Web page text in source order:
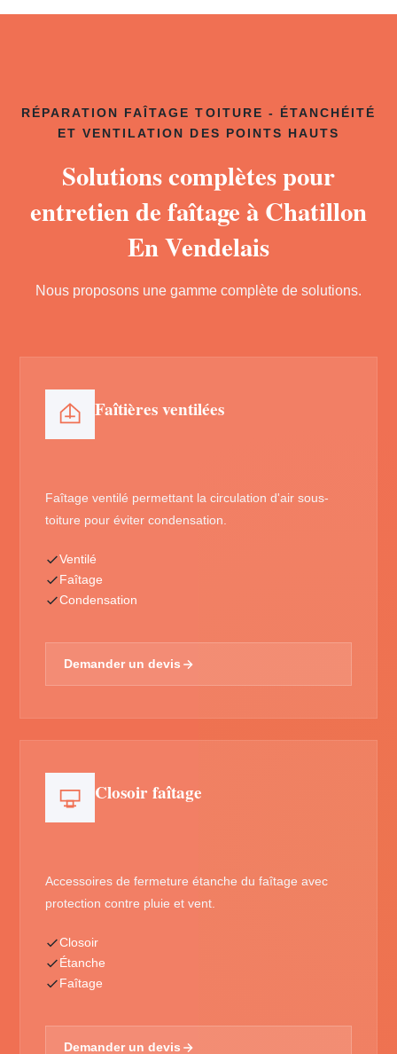
RÉPARATION FAÎTAGE TOITURE - ÉTANCHÉITÉ
ET VENTILATION DES POINTS HAUTS
Solutions complètes pour
entretien de faîtage à Chatillon
En Vendelais
Nous proposons une gamme complète de solutions.
Faîtières ventilées
Faîtage ventilé permettant la circulation d'air sous-
toiture pour éviter condensation.
Ventilé
Faîtage
Condensation
Demander un devis
Closoir faîtage
Accessoires de fermeture étanche du faîtage avec
protection contre pluie et vent.
Closoir
Étanche
Faîtage
Demander un devis